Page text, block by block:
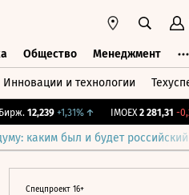
Общество Менеджмент
Инновации и технологии
12,239 +1,31%↑ IMOEX 2 281,31 -0,2%
каким был и будет
Спецпроект 16+